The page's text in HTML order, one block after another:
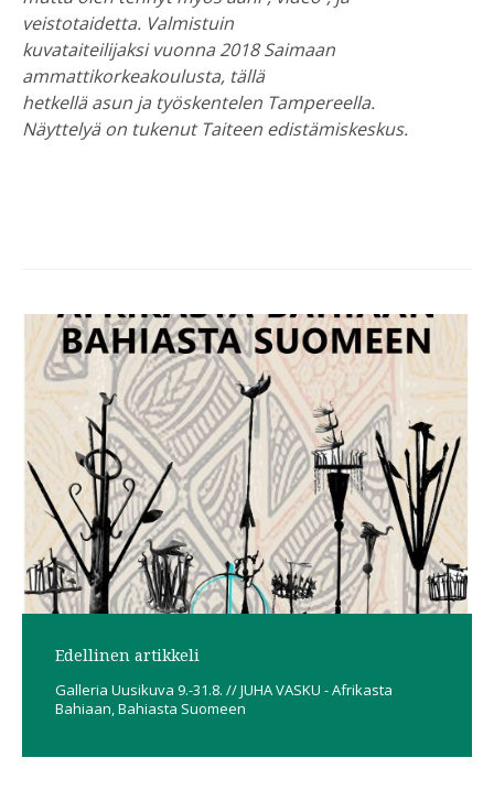
veistotaidetta. Valmistuin
kuvataiteilijaksi vuonna 2018 Saimaan
ammattikorkeakoulusta, tällä
hetkellä asun ja työskentelen Tampereella.
Näyttelyä on tukenut Taiteen edistämiskeskus.
Post
navigation
Edellinen artikkeli
Galleria Uusikuva 9.-31.8. // JUHA VASKU - Afrikasta
Bahiaan, Bahiasta Suomeen